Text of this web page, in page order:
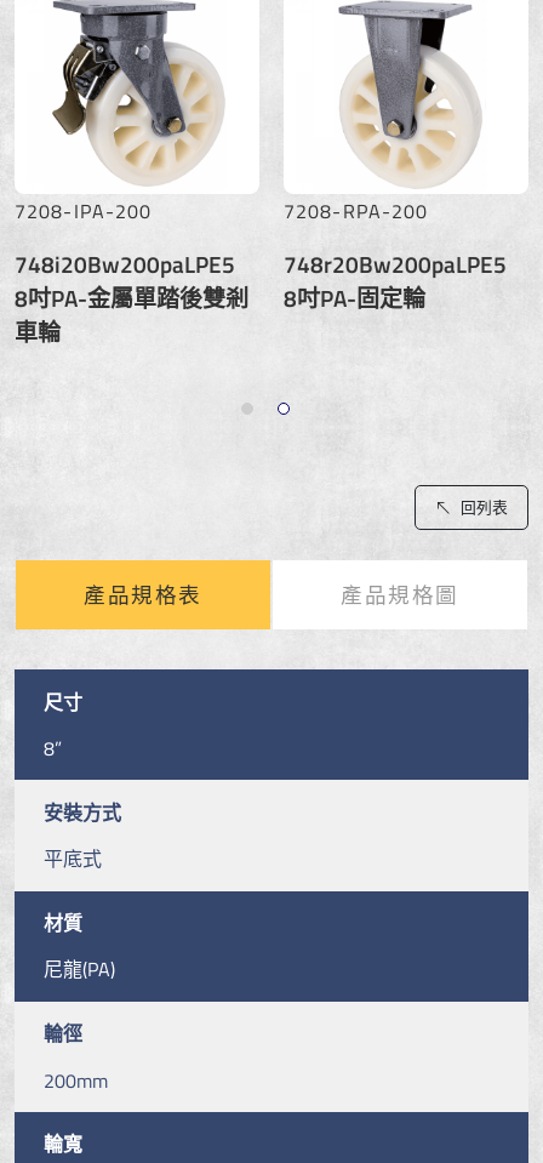
7208-IPA-200
748i20Bw200paLPE5
8吋PA-金屬單踏後雙剎
車輪
7208-RPA-200
748r20Bw200paLPE5
8吋PA-固定輪
回列表
產品規格表 產品規格圖
尺寸
8”
安裝方式
平底式
材質
尼龍(PA)
輪徑
200mm
輪寬